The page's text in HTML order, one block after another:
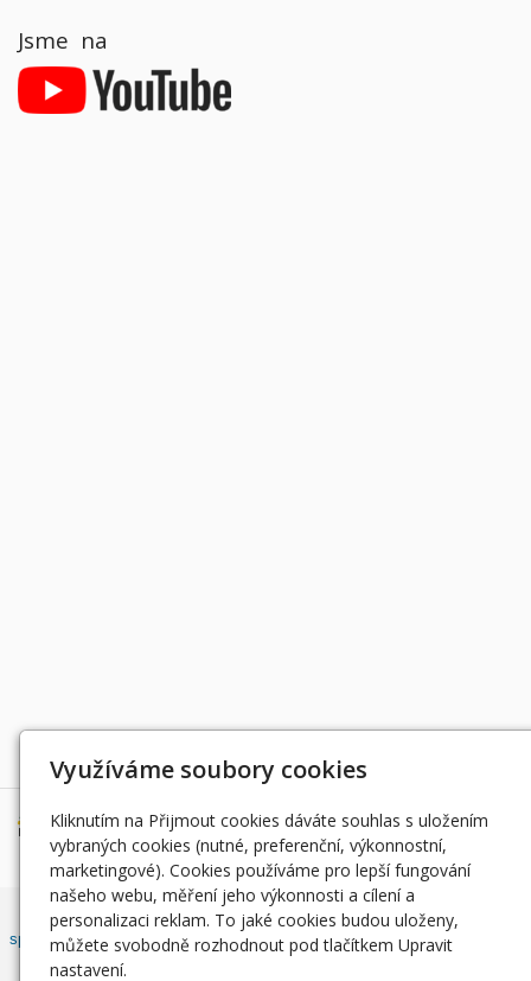
Jsme na
Děkujeme za podporu
Český rybářský svaz, z. s. , Západočeský územní svaz zapsán ve
spolkovém rejstříku, vedeným Městským soudem v Praze, oddíl L, vložka
Využíváme soubory cookies
Kliknutím na Přijmout cookies dáváte souhlas s uložením
vybraných cookies (nutné, preferenční, výkonnostní,
marketingové). Cookies používáme pro lepší fungování
našeho webu, měření jeho výkonnosti a cílení a
personalizaci reklam. To jaké cookies budou uloženy,
můžete svobodně rozhodnout pod tlačítkem Upravit
nastavení.